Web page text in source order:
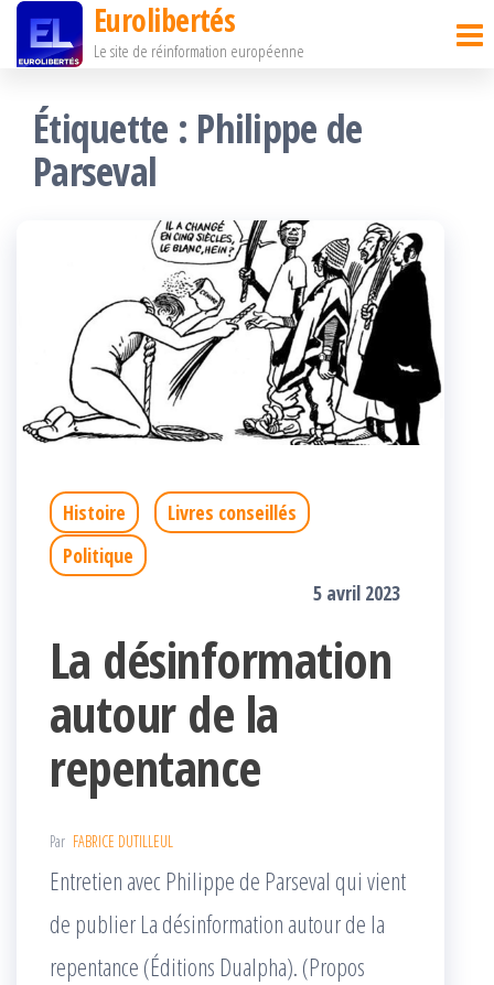
Passer
contenu
Eurolibertés
Le site de réinformation européenne
Étiquette : Philippe de
Parseval
Histoire
Livres conseillés
Politique
5 avril 2023
La désinformation
autour de la
repentance
Par FABRICE DUTILLEUL
Entretien avec Philippe de Parseval qui vient
de publier La désinformation autour de la
repentance (Éditions Dualpha). (Propos